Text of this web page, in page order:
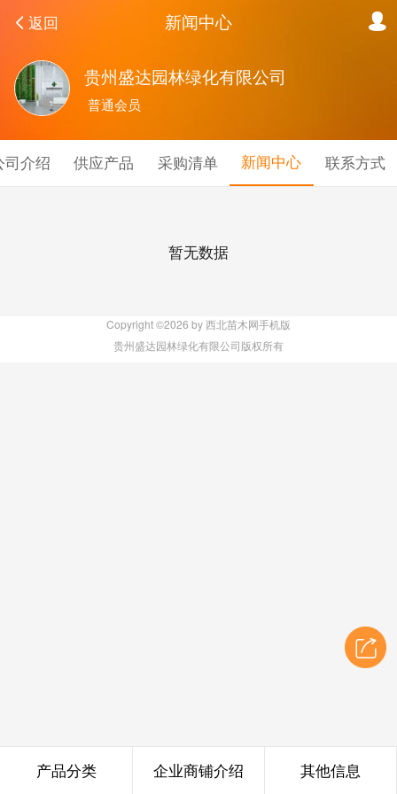
返回 新闻中心
贵州盛达园林绿化有限公司
普通会员
司介绍 供应产品 采购清单 新闻中心 联系方式
暂无数据
Copyright ©2026 by 西北苗木网手机版
贵州盛达园林绿化有限公司版权所有
产品分类 企业商铺介绍 其他信息